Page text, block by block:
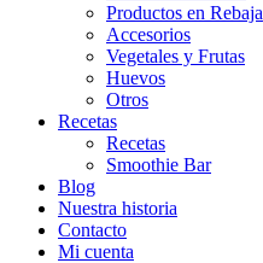
Productos en Rebaja
Accesorios
Vegetales y Frutas
Huevos
Otros
Recetas
Recetas
Smoothie Bar
Blog
Nuestra historia
Contacto
Mi cuenta